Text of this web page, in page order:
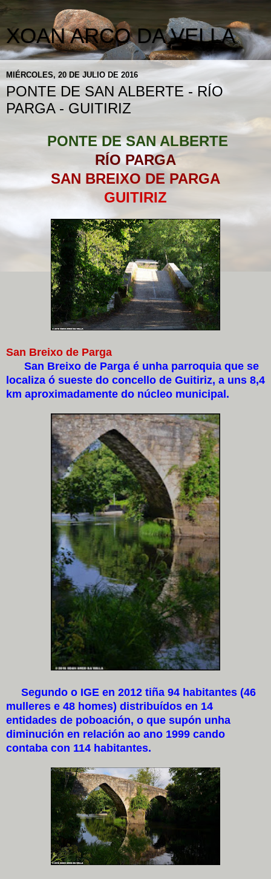
XOAN ARCO DA VELLA
MIÉRCOLES, 20 DE JULIO DE 2016
PONTE DE SAN ALBERTE - RÍO
PARGA - GUITIRIZ
PONTE DE SAN ALBERTE
RÍO PARGA
SAN BREIXO DE PARGA
GUITIRIZ
San Breixo de Parga
San Breixo de Parga é unha parroquia que se
localiza ó sueste do concello de Guitiriz, a uns 8,4
km aproximadamente do núcleo municipal.
Segundo o IGE en 2012 tiña 94 habitantes (46
mulleres e 48 homes) distribuídos en 14
entidades de poboación, o que supón unha
diminución en relación ao ano 1999 cando
contaba con 114 habitantes.